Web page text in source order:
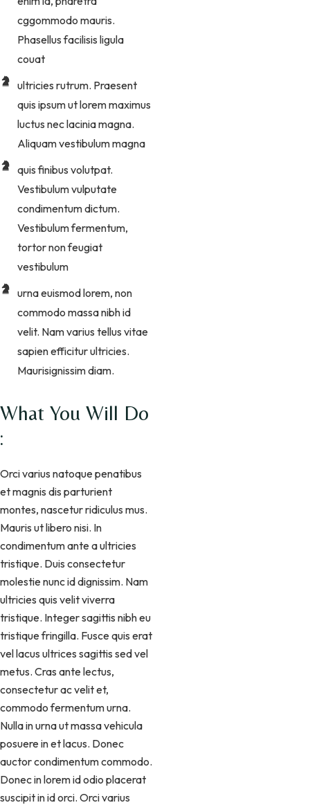
cggommodo mauris.
Phasellus facilisis ligula
couat
ultricies rutrum. Praesent
quis ipsum ut lorem maximus
luctus nec lacinia magna.
Aliquam vestibulum magna
quis finibus volutpat.
Vestibulum vulputate
condimentum dictum.
Vestibulum fermentum,
tortor non feugiat
vestibulum
urna euismod lorem, non
commodo massa nibh id
velit. Nam varius tellus vitae
sapien efficitur ultricies.
Maurisignissim diam.
What You Will Do
:
Orci varius natoque penatibus
et magnis dis parturient
montes, nascetur ridiculus mus.
Mauris ut libero nisi. In
condimentum ante a ultricies
tristique. Duis consectetur
molestie nunc id dignissim. Nam
ultricies quis velit viverra
tristique. Integer sagittis nibh eu
tristique fringilla. Fusce quis erat
vel lacus ultrices sagittis sed vel
metus. Cras ante lectus,
consectetur ac velit et,
commodo fermentum urna.
Nulla in urna ut massa vehicula
posuere in et lacus. Donec
auctor condimentum commodo.
Donec in lorem id odio placerat
suscipit in id orci. Orci varius